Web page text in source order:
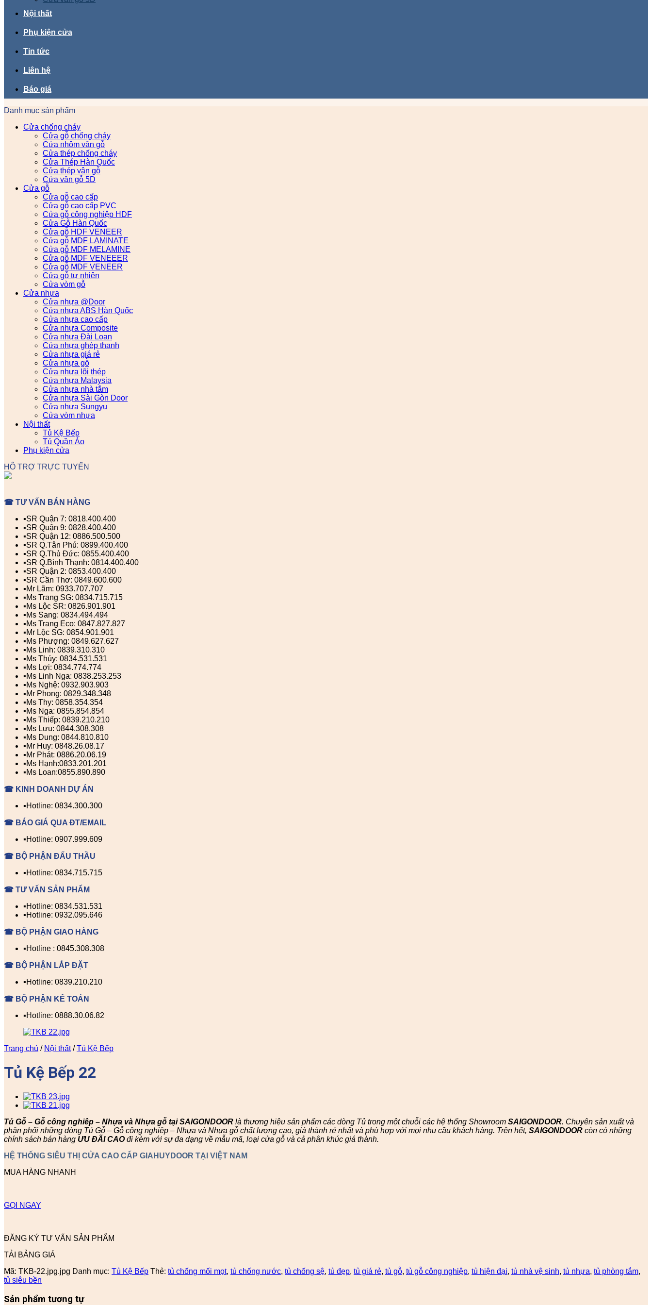
Nội thất
Phụ kiện cửa
Tin tức
Liên hệ
Báo giá
Danh mục sản phẩm
Cửa chống cháy
Cửa gỗ chống cháy
Cửa nhôm vân gỗ
Cửa thép chống cháy
Cửa Thép Hàn Quốc
Cửa thép vân gỗ
Cửa vân gỗ 5D
Cửa gỗ
Cửa gỗ cao cấp
Cửa gỗ cao cấp PVC
Cửa gỗ công nghiệp HDF
Cửa Gỗ Hàn Quốc
Cửa gỗ HDF VENEER
Cửa gỗ MDF LAMINATE
Cửa gỗ MDF MELAMINE
Cửa gỗ MDF VENEEER
Cửa gỗ MDF VENEER
Cửa gỗ tự nhiên
Cửa vòm gỗ
Cửa nhựa
Cửa nhựa @Door
Cửa nhựa ABS Hàn Quốc
Cửa nhựa cao cấp
Cửa nhựa Composite
Cửa nhựa Đài Loan
Cửa nhựa ghép thanh
Cửa nhựa giá rẻ
Cửa nhựa gỗ
Cửa nhựa lõi thép
Cửa nhựa Malaysia
Cửa nhựa nhà tắm
Cửa nhựa Sài Gòn Door
Cửa nhựa Sungyu
Cửa vòm nhựa
Nội thất
Tủ Kệ Bếp
Tủ Quần Áo
Phụ kiện cửa
HỖ TRỢ TRỰC TUYẾN
☎ TƯ VẤN BÁN HÀNG
▪️SR Quận 7: 0818.400.400
▪️SR Quận 9: 0828.400.400
▪️SR Quận 12: 0886.500.500
▪️SR Q.Tân Phú: 0899.400.400
▪️SR Q.Thủ Đức: 0855.400.400
▪️SR Q.Bình Thạnh: 0814.400.400
▪️SR Quận 2: 0853.400.400
▪️SR Cần Thơ: 0849.600.600
▪️Mr Lãm: 0933.707.707
▪️Ms Trang SG: 0834.715.715
▪️Ms Lộc SR: 0826.901.901
▪️Ms Sang: 0834.494.494
▪️Ms Trang Eco: 0847.827.827
▪️Mr Lộc SG: 0854.901.901
▪️Ms Phượng: 0849.627.627
▪️Ms Linh: 0839.310.310
▪️Ms Thúy: 0834.531.531
▪️Ms Lợi: 0834.774.774
▪️Ms Linh Nga: 0838.253.253
▪️Ms Nghệ: 0932.903.903
▪️Mr Phong: 0829.348.348
▪️Ms Thy: 0858.354.354
▪️Ms Nga: 0855.854.854
▪️Ms Thiếp: 0839.210.210
▪️Ms Lưu: 0844.308.308
▪️Ms Dung: 0844.810.810
▪️Mr Huy: 0848.26.08.17
▪️Mr Phát: 0886.20.06.19
▪️Ms Hạnh:0833.201.201
▪️Ms Loan:0855.890.890
☎ KINH DOANH DỰ ÁN
▪️Hotline: 0834.300.300
☎ BÁO GIÁ QUA ĐT/EMAIL
▪️Hotline: 0907.999.609
☎ BỘ PHẬN ĐẤU THẦU
▪️Hotline: 0834.715.715
☎ TƯ VẤN SẢN PHẨM
▪️Hotline: 0834.531.531
▪️Hotline: 0932.095.646
☎ BỘ PHẬN GIAO HÀNG
▪️Hotline : 0845.308.308
☎ BỘ PHẬN LẮP ĐẶT
▪️Hotline: 0839.210.210
☎ BỘ PHẬN KẾ TOÁN
▪️Hotline: 0888.30.06.82
Trang chủ / Nội thất / Tủ Kệ Bếp
Tủ Kệ Bếp 22
Tủ Gỗ – Gỗ công nghiêp – Nhựa và Nhựa gỗ tại SAIGONDOOR là thương hiệu sản phẩm các dòng Tủ trong một chuỗi các hệ thống Showroom SAIGONDOOR. Chuyên sản xuất và
phân phối những dòng Tủ Gỗ – Gỗ công nghiêp – Nhựa và Nhựa gỗ chất lượng cao, giá thành rẻ nhất và phù hợp với mọi nhu cầu khách hàng. Trên hết, SAIGONDOOR còn có những
chính sách bán hàng ƯU ĐÃI CAOđi kèm với sự đa dạng về mẫu mã, loại cửa gỗ và cả phân khúc giá thành.
HỆ THỐNG SIÊU THỊ CỬA CAO CẤP GIAHUYDOOR TẠI VIỆT NAM
MUA HÀNG NHANH
GỌI NGAY
ĐĂNG KÝ TƯ VẤN SẢN PHẨM
TẢI BẢNG GIÁ
Mã: TKB-22.jpg.jpg Danh mục: Tủ Kệ Bếp Thẻ: tủ chống mối mọt, tủ chống nước, tủ chống sệ, tủ đẹp, tủ giá rẻ, tủ gỗ, tủ gỗ công nghiệp, tủ hiện đại, tủ nhà vệ sinh, tủ nhựa, tủ phòng tắm,
tủ siêu bền
Sản phẩm tương tự